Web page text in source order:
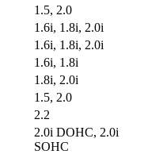
1.5, 2.0
1.6i, 1.8i, 2.0i
1.6i, 1.8i, 2.0i
1.6i, 1.8i
1.8i, 2.0i
1.5, 2.0
2.2
2.0i DOHC, 2.0i
SOHC